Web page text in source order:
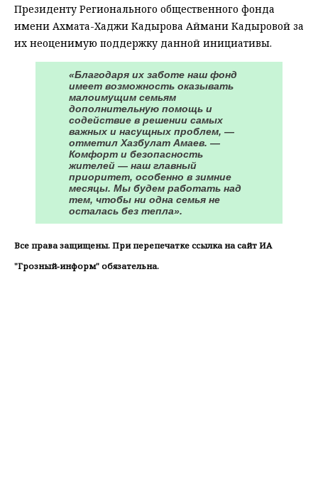
Президенту Регионального общественного фонда
имени Ахмата-Хаджи Кадырова Аймани Кадыровой за
их неоценимую поддержку данной инициативы.
«Благодаря их заботе наш фонд
имеет возможность оказывать
малоимущим семьям
дополнительную помощь и
содействие в решении самых
важных и насущных проблем, —
отметил Хазбулат Амаев. —
Комфорт и безопасность
жителей — наш главный
приоритет, особенно в зимние
месяцы. Мы будем работать над
тем, чтобы ни одна семья не
осталась без тепла».
Все права защищены. При перепечатке ссылка на сайт ИА
"Грозный-информ" обязательна.